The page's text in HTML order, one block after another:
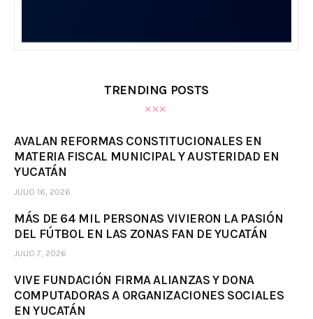
TRENDING POSTS
AVALAN REFORMAS CONSTITUCIONALES EN
MATERIA FISCAL MUNICIPAL Y AUSTERIDAD EN
YUCATÁN
JULIO 16, 2026
MÁS DE 64 MIL PERSONAS VIVIERON LA PASIÓN
DEL FÚTBOL EN LAS ZONAS FAN DE YUCATÁN
JULIO 7, 2026
VIVE FUNDACIÓN FIRMA ALIANZAS Y DONA
COMPUTADORAS A ORGANIZACIONES SOCIALES
EN YUCATÁN